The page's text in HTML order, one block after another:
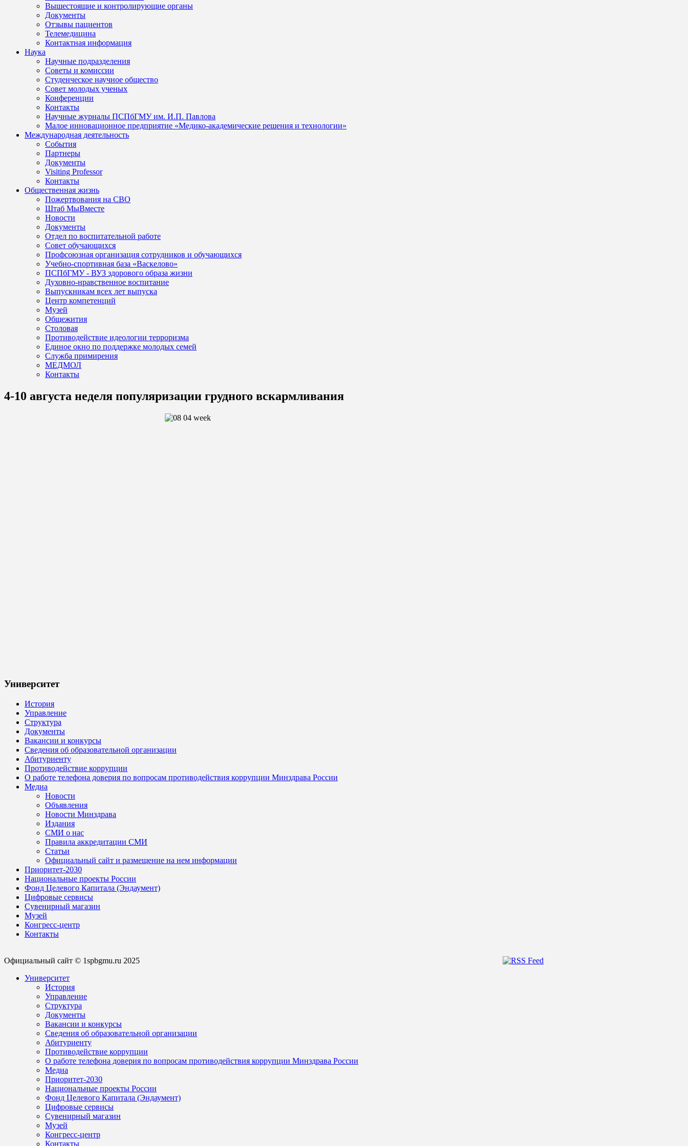
Вышестоящие и контролирующие органы
Документы
Отзывы пациентов
Телемедицина
Контактная информация
Наука
Научные подразделения
Советы и комиссии
Студенческое научное общество
Совет молодых ученых
Конференции
Контакты
Научные журналы ПСПбГМУ им. И.П. Павлова
Малое инновационное предприятие «Медико-академические решения и технологии»
Международная деятельность
События
Партнеры
Документы
Visiting Professor
Контакты
Общественная жизнь
Пожертвования на СВО
Штаб МыВместе
Новости
Документы
Отдел по воспитательной работе
Совет обучающихся
Профсоюзная организация сотрудников и обучающихся
Учебно-спортивная база «Васкелово»
ПСПбГМУ - ВУЗ здорового образа жизни
Духовно-нравственное воспитание
Выпускникам всех лет выпуска
Центр компетенций
Музей
Общежития
Столовая
Противодействие идеологии терроризма
Единое окно по поддержке молодых семей
Служба примирения
МЕДМОЛ
Контакты
4-10 августа неделя популяризации грудного вскармливания
Университет
История
Управление
Структура
Документы
Вакансии и конкурсы
Сведения об образовательной организации
Абитуриенту
Противодействие коррупции
О работе телефона доверия по вопросам противодействия коррупции Минздрава России
Медиа
Новости
Объявления
Новости Минздрава
Издания
СМИ о нас
Правила аккредитации СМИ
Статьи
Официальный сайт и размещение на нем информации
Приоритет-2030
Национальные проекты России
Фонд Целевого Капитала (Эндаумент)
Цифровые сервисы
Сувенирный магазин
Музей
Конгресс-центр
Контакты
Официальный сайт © 1spbgmu.ru 2025
Университет
История
Управление
Структура
Документы
Вакансии и конкурсы
Сведения об образовательной организации
Абитуриенту
Противодействие коррупции
О работе телефона доверия по вопросам противодействия коррупции Минздрава России
Медиа
Приоритет-2030
Национальные проекты России
Фонд Целевого Капитала (Эндаумент)
Цифровые сервисы
Сувенирный магазин
Музей
Конгресс-центр
Контакты